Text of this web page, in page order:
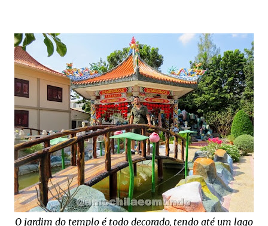
O jardim do templo é todo decorado, tendo até um lago